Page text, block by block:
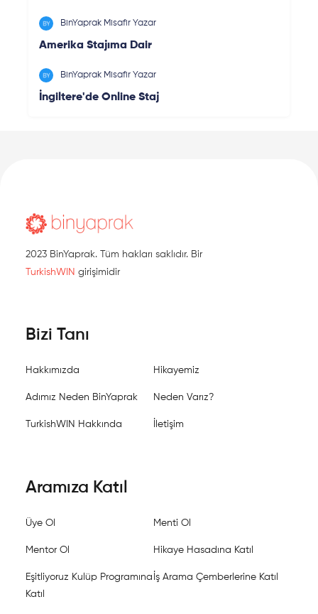
BinYaprak Misafir Yazar
Amerika Stajıma Dair
BinYaprak Misafir Yazar
İngiltere'de Online Staj
2023 BinYaprak. Tüm hakları saklıdır. Bir
TurkishWIN girişimidir
Bizi Tanı
Hakkımızda Hikayemiz
Adımız Neden BinYaprak Neden Varız?
TurkishWIN Hakkında İletişim
Aramıza Katıl
Üye Ol Menti Ol
Mentor Ol Hikaye Hasadına Katıl
Eşitliyoruz Kulüp Programına
Katıl
İş Arama Çemberlerine Katıl